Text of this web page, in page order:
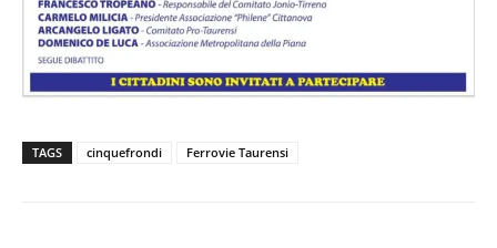
TAGS cinquefrondi Ferrovie Taurensi